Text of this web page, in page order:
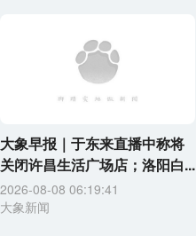
大象早报｜于东来直播中称将
关闭许昌生活广场店；洛阳白...
2026-08-08 06:19:41
大象新闻